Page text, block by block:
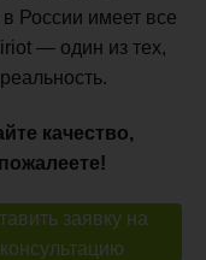
России имеет все
— один из тех,
качество,
заявку на
консультацию